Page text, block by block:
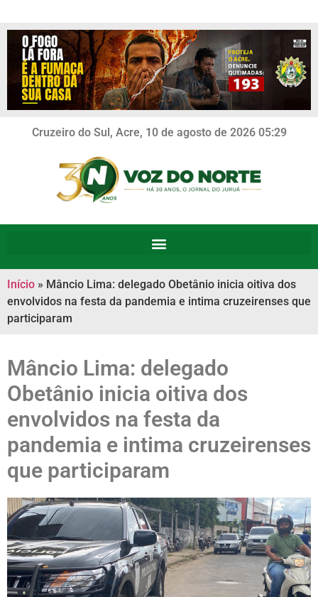
Cruzeiro do Sul, Acre, 10 de agosto de 2026 05:29
Início » Mâncio Lima: delegado Obetânio inicia oitiva dos
envolvidos na festa da pandemia e intima cruzeirenses que
participaram
Mâncio Lima: delegado
Obetânio inicia oitiva dos
envolvidos na festa da
pandemia e intima cruzeirenses
que participaram